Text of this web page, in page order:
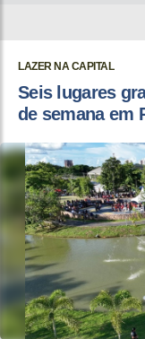
LAZER NA CAPITAL
Seis lugares
de semana em